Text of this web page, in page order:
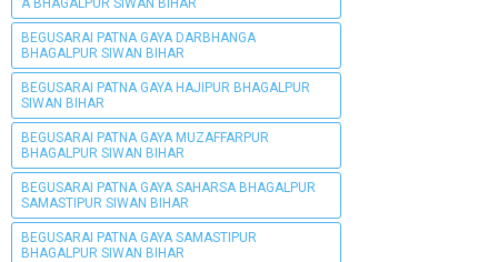
A BHAGALPUR SIWAN BIHAR
BEGUSARAI PATNA GAYA DARBHANGA
BHAGALPUR SIWAN BIHAR
BEGUSARAI PATNA GAYA HAJIPUR BHAGALPUR
SIWAN BIHAR
BEGUSARAI PATNA GAYA MUZAFFARPUR
BHAGALPUR SIWAN BIHAR
BEGUSARAI PATNA GAYA SAHARSA BHAGALPUR
SAMASTIPUR SIWAN BIHAR
BEGUSARAI PATNA GAYA SAMASTIPUR
BHAGALPUR SIWAN BIHAR